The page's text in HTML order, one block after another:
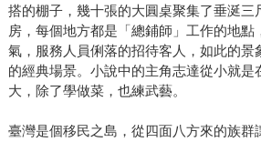
搭的棚子，幾十張的大圓桌聚集了垂涎三
房，每個地方都是「總鋪師」工作的地點
氣，服務人員俐落的招待客人，如此的景
的經典場景。小說中的主角志達從小就是
大，除了學做菜，也練武藝。
臺灣是個移民之島，從四面八方來的族群